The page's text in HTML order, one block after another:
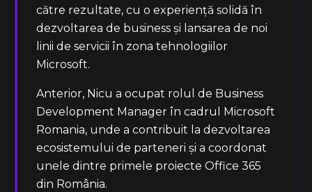
către rezultate, cu o experiență solidă în
dezvoltarea de business și lansarea de noi
linii de servicii în zona tehnologiilor
Microsoft.
Anterior, Nicu a ocupat rolul de Business
Development Manager în cadrul Microsoft
Romania, unde a contribuit la dezvoltarea
ecosistemului de parteneri și a coordonat
unele dintre primele proiecte Office 365
din România.